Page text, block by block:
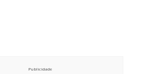
Publicidade